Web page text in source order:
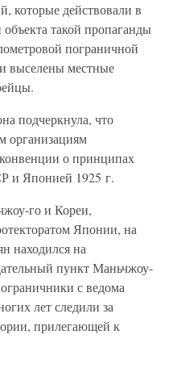
которые действовали в
такой пропаганды
пограничной
выселены местные
подчеркнула, что
организациям
о принципах
и Японией 1925 г.
го и Кореи,
Японии, на
находился на
пункт Маньчжоу-
с ведома
лет следили за
прилегающей к